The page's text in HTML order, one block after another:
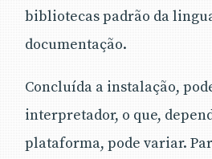
bibliotecas padrão da
documentação.
Concluída a instalação,
interpretador, o que,
plataforma, pode variar.